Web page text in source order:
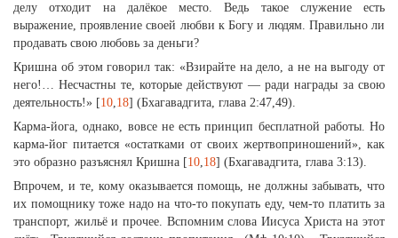
делу отходит на далёкое место. Ведь такое служение есть
выражение, проявление своей любви к Богу и людям. Правильно ли
продавать свою любовь за деньги?
Кришна об этом говорил так: «Взирайте на дело, а не на выгоду от
него!… Несчастны те, которые действуют — ради награды за свою
деятельность!» [10,18] (Бхагавадгита, глава 2:47,49).
Карма-йога, однако, вовсе не есть принцип бесплатной работы. Но
карма-йог питается «остатками от своих жертвоприношений», как
это образно разъяснял Кришна [10,18] (Бхагавадгита, глава 3:13).
Впрочем, и те, кому оказывается помощь, не должны забывать, что
их помощнику тоже надо на что-то покупать еду, чем-то платить за
транспорт, жильё и прочее. Вспомним слова Иисуса Христа на этот